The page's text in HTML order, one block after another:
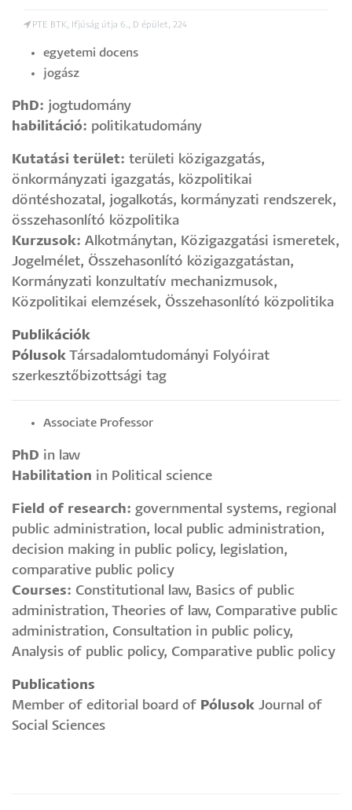
PTE BTK, Ifjúság útja 6., D épület, 224
egyetemi docens
jogász
PhD: jogtudomány
habilitáció: politikatudomány
Kutatási terület: területi közigazgatás,
önkormányzati igazgatás, közpolitikai
döntéshozatal, jogalkotás, kormányzati rendszerek,
összehasonlító közpolitika
Kurzusok: Alkotmánytan, Közigazgatási ismeretek,
Jogelmélet, Összehasonlító közigazgatástan,
Kormányzati konzultatív mechanizmusok,
Közpolitikai elemzések, Összehasonlító közpolitika
Publikációk
Pólusok Társadalomtudományi Folyóirat
szerkesztőbizottsági tag
Associate Professor
PhD in law
Habilitation in Political science
Field of research: governmental systems, regional
public administration, local public administration,
decision making in public policy, legislation,
comparative public policy
Courses: Constitutional law, Basics of public
administration, Theories of law, Comparative public
administration, Consultation in public policy,
Analysis of public policy, Comparative public policy
Publications
Member of editorial board of Pólusok Journal of
Social Sciences